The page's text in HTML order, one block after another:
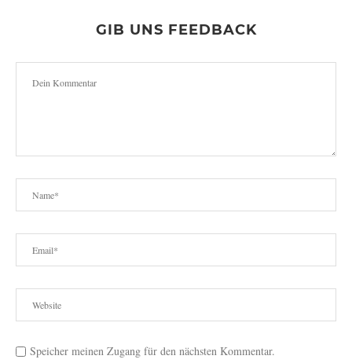
GIB UNS FEEDBACK
Speicher meinen Zugang für den nächsten Kommentar.